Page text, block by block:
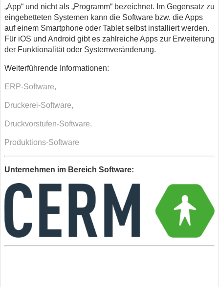
„App“ und nicht als „Programm“ bezeichnet. Im Gegensatz zu
eingebetteten Systemen kann die Software bzw. die Apps
auf einem Smartphone oder Tablet selbst installiert werden.
Für iOS und Android gibt es zahlreiche Apps zur Erweiterung
der Funktionalität oder Systemveränderung.
Weiterführende Informationen:
ERP-Software,
Druckerei-Software,
Druckvorstufen-Software,
Produktions-Software
Unternehmen im Bereich Software: